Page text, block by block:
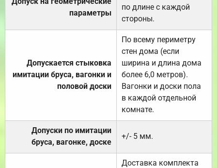
параметры
по длине с каждой
стороны.
Допускается стыковка
имитации бруса, вагонки и
половой доски
По всему периметру
стен дома (если
ширина и длина дома
более 6,0 метров).
Вагонки и доски пола
в каждой отдельной
комнате.
Допуски по имитации
бруса, вагонке, доске
+/- 5 мм.
Доставка комплекта